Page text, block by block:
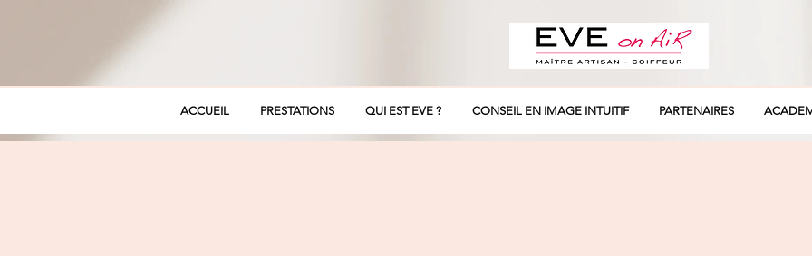
ACCUEIL PRESTATIONS QUI EST EVE ? CONSEIL EN IMAGE INTUITIF PARTENAIRES